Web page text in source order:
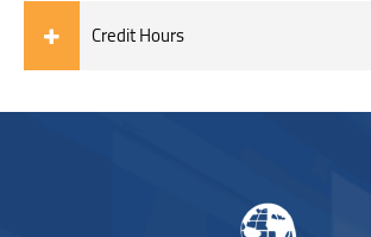
Credit Hours
Blocchi